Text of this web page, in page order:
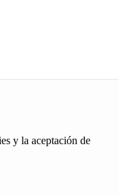
y la aceptación de